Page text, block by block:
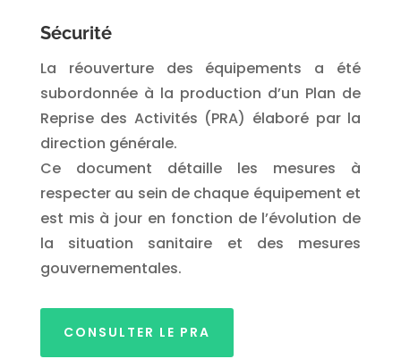
Sécurité
La réouverture des équipements a été
subordonnée à la production d’un Plan de
Reprise des Activités (PRA) élaboré par la
direction générale.
Ce document détaille les mesures à
respecter au sein de chaque équipement et
est mis à jour en fonction de l’évolution de
la situation sanitaire et des mesures
gouvernementales.
CONSULTER LE PRA